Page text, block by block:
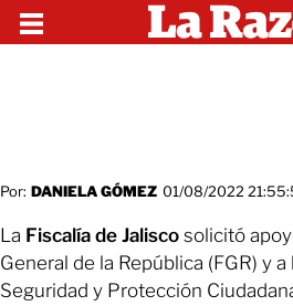
Por: DANIELA GÓMEZ 01/08/2022
La Fiscalía de Jalisco solicitó
General de la República (FGR) y
Seguridad y Protección